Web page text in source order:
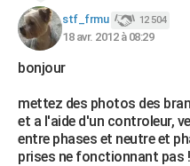
stf_frmu 12 504
18 avr. 2012 à 08:29
bonjour
mettez des photos des
et a l'aide d'un controleur,
entre phases et neutre et
prises ne fonctionnant pas !